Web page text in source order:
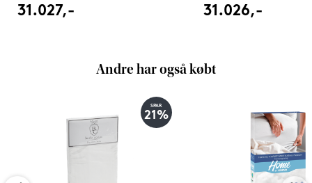
31.027,- 31.026,-
Andre har også købt
SPAR
21%